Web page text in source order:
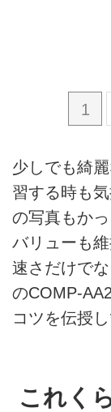
1
少しでも綺
習する時も
の写真もか
バリューも
速さだけで
のCOMP-
コツを伝授
これく